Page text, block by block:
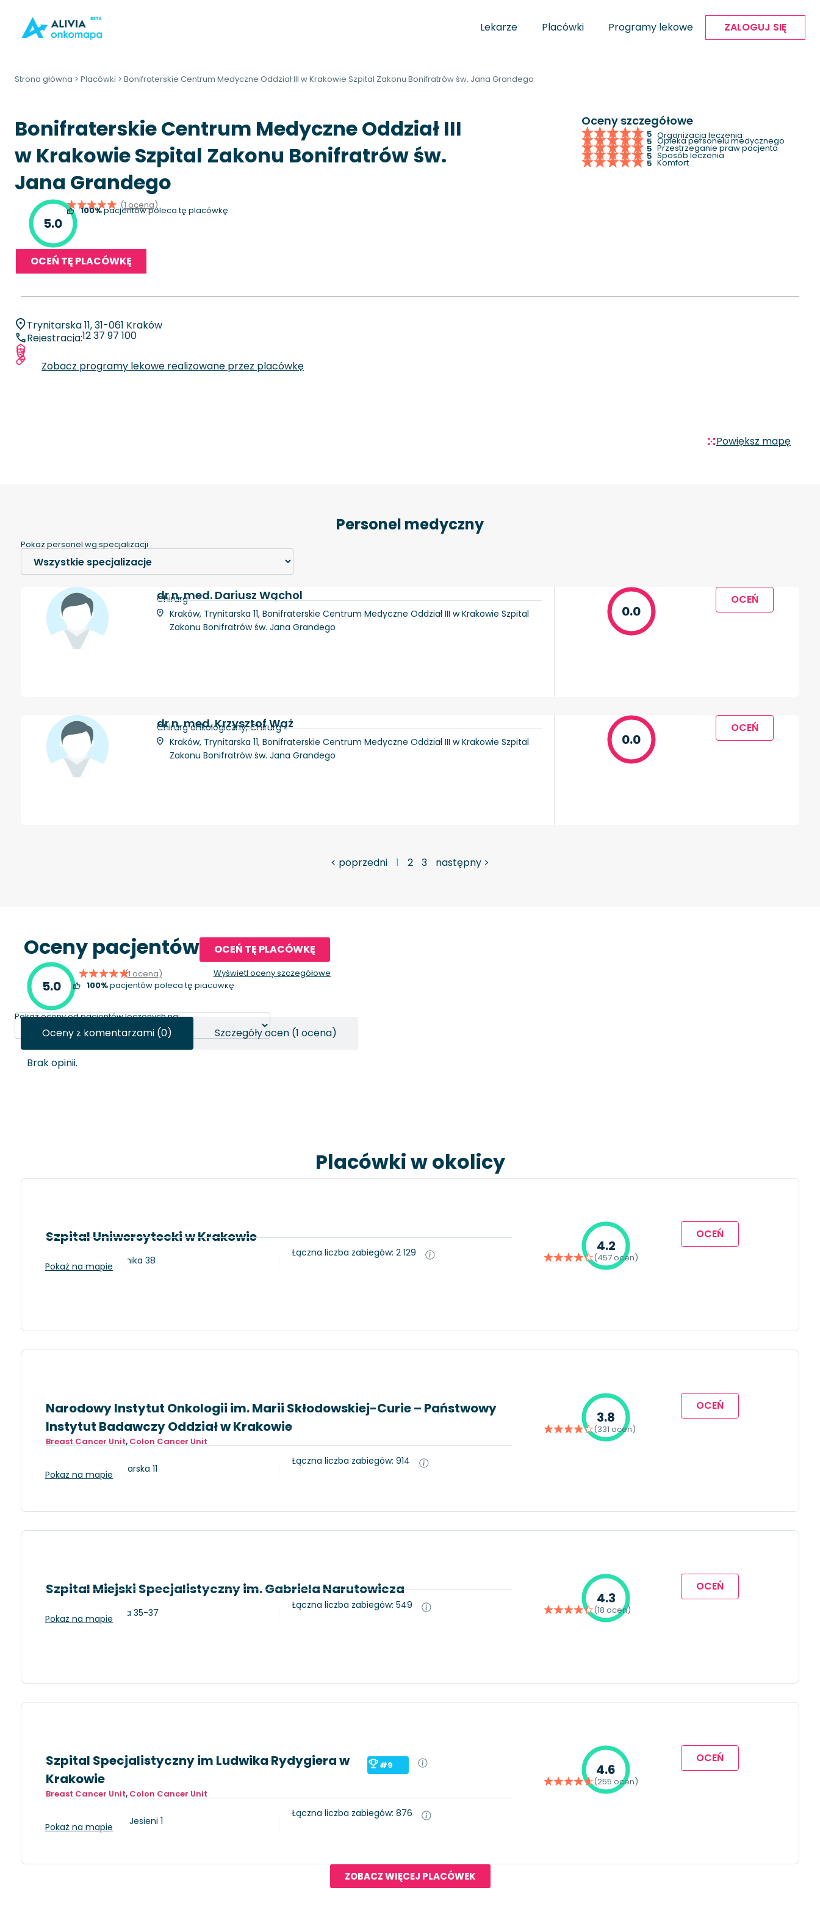
Lekarze Placówki Programy lekowe ZALOGUJ SIĘ
Strona główna > Placówki > Bonifraterskie Centrum Medyczne Oddział III w Krakowie Szpital Zakonu Bonifratrów św. Jana Grandego
Bonifraterskie Centrum Medyczne Oddział III
w Krakowie Szpital Zakonu Bonifratrów św.
Jana Grandego
5.0
(1 ocena)
100%pacjentów poleca tę placówkę
OCEŃ TĘ PLACÓWKĘ
Oceny szczegółowe
5 Organizacja leczenia
5 Opieka personelu medycznego
5 Przestrzeganie praw pacjenta
5 Sposób leczenia
5 Komfort
Trynitarska 11, 31-061 Kraków
Rejestracja:12 37 97 100
Zobacz specjalizacje oraz liczby zabiegów
Zobacz programy lekowe realizowane przez placówkę
Powiększ mapę
Personel medyczny
Pokaż personel wg specjalizacji
dr n. med. Dariusz Wąchol
Chirurg
Kraków, Trynitarska 11, Bonifraterskie Centrum Medyczne Oddział III w Krakowie Szpital
Zakonu Bonifratrów św. Jana Grandego
0.0
OCEŃ
dr n. med. Krzysztof Wąż
Chirurg onkologiczny, Chirurg
Kraków, Trynitarska 11, Bonifraterskie Centrum Medyczne Oddział III w Krakowie Szpital
Zakonu Bonifratrów św. Jana Grandego
0.0
OCEŃ
< poprzedni 1 2 3 następny >
Oceny pacjentów OCEŃ TĘ PLACÓWKĘ
5.0
(1 ocena)
100%pacjentów poleca tę placówkę
Wyświetl oceny szczegółowe
Pokaż oceny od pacjentów leczonych na:
Oceny z komentarzami (0) Szczegóły ocen (1 ocena)
Brak opinii.
Placówki w okolicy
Szpital Uniwersytecki w Krakowie
Kraków, ul. Kopernika 38
Pokaż na mapie
Łączna liczba zabiegów: 2 129 4.2
(457 ocen)
OCEŃ
Narodowy Instytut Onkologii im. Marii Skłodowskiej-Curie – Państwowy
Instytut Badawczy Oddział w Krakowie
Breast Cancer Unit, Colon Cancer Unit
Kraków, ul. Garncarska 11
Pokaż na mapie
Łączna liczba zabiegów: 914
3.8
(331 ocen)
OCEŃ
Szpital Miejski Specjalistyczny im. Gabriela Narutowicza
Kraków, Prądnicka 35-37
Pokaż na mapie
Łączna liczba zabiegów: 549 4.3
(18 ocen)
OCEŃ
Szpital Specjalistyczny im Ludwika Rydygiera w
Krakowie
#9
Breast Cancer Unit, Colon Cancer Unit
Kraków, os. Złotej Jesieni 1
Pokaż na mapie
Łączna liczba zabiegów: 876
4.6
(255 ocen)
OCEŃ
ZOBACZ WIĘCEJ PLACÓWEK